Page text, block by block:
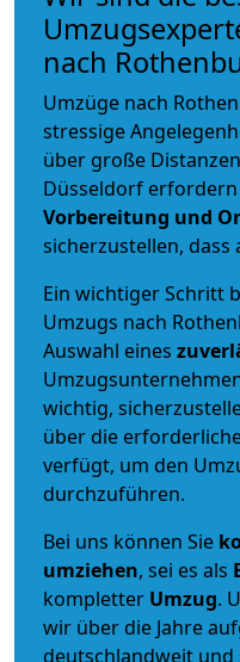
nach
Umzüge nach
stressige
über große
Düsseldorf
Vorbereitung und
sicherzustellen, dass
Ein wichtiger Schritt
Umzugs nach
Auswahl eines
wichtig,
über die
verfügt, um den
durchzuführen.
Bei uns können Sie
umziehen, sei es als
kompletter Umzug.
wir über die Jahre
deutschlandweit